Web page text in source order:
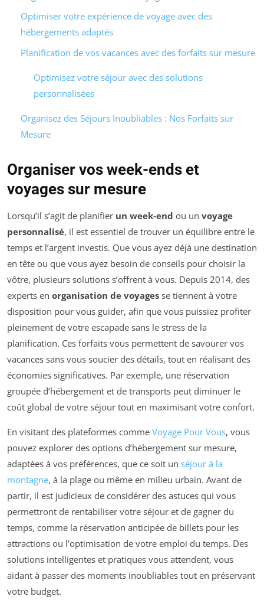
Optimiser votre expérience de voyage avec des
hébergements adaptés
Planification de vos vacances avec des forfaits sur mesure
Optimisez votre séjour avec des solutions
personnalisées
Organisez des Séjours Inoubliables : Nos Forfaits sur
Mesure
Organiser vos week-ends et
voyages sur mesure
Lorsqu’il s’agit de planifier un week-end ou un voyage
personnalisé, il est essentiel de trouver un équilibre entre le
temps et l’argent investis. Que vous ayez déjà une destination
en tête ou que vous ayez besoin de conseils pour choisir la
vôtre, plusieurs solutions s’offrent à vous. Depuis 2014, des
experts en organisation de voyages se tiennent à votre
disposition pour vous guider, afin que vous puissiez profiter
pleinement de votre escapade sans le stress de la
planification. Ces forfaits vous permettent de savourer vos
vacances sans vous soucier des détails, tout en réalisant des
économies significatives. Par exemple, une réservation
groupée d’hébergement et de transports peut diminuer le
coût global de votre séjour tout en maximisant votre confort.
En visitant des plateformes comme Voyage Pour Vous, vous
pouvez explorer des options d’hébergement sur mesure,
adaptées à vos préférences, que ce soit un séjour à la
montagne, à la plage ou même en milieu urbain. Avant de
partir, il est judicieux de considérer des astuces qui vous
permettront de rentabiliser votre séjour et de gagner du
temps, comme la réservation anticipée de billets pour les
attractions ou l’optimisation de votre emploi du temps. Des
solutions intelligentes et pratiques vous attendent, vous
aidant à passer des moments inoubliables tout en préservant
votre budget.